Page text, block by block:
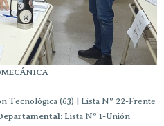
Tecnológica (63) | Lista Nº 22-Frente
Lista Nº 1-Unión